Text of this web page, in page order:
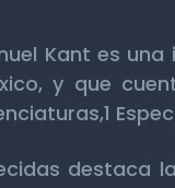
Kant es
y que
destaca